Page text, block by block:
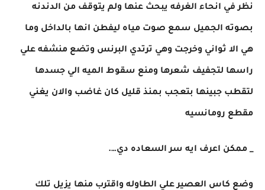
نظر في انحاء الغرفه يبحث عنها ولم يتوقف من الدندنه
بصوته الجميل سمع صوت مياه ليفطن انها بالداخل وما
هي الا ثواني وخرجت وهي ترتدي البرنس وتضع منشفه علي
راسها لتجفيف شعرها ومنع سقوط الميه الي جسدها
لتقطب جبينها بتعجب بمنذ قليل كان غاضب والان يغني
مقطع رومانسيه
_ ممكن اعرف ايه سر السعاده دي….
وضع كاس العصير علي الطاوله واقترب منها يزيل تلك